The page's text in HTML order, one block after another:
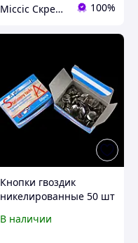
Міссіс Скрепка 100%
Кнопки гвоздик
никелированные 50 шт
В наличии